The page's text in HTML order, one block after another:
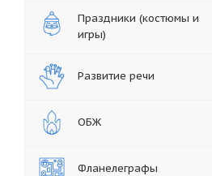
Праздники (костюмы и
игры)
Развитие речи
ОБЖ
Фланелеграфы